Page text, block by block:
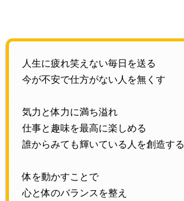
人生に疲れ笑えない毎日を送る
今が不安で仕方がない人を無くす
気力と体力に満ち溢れ
仕事と趣味を最高に楽しめる
誰からみても輝いている人を創造する
体を動かすことで
心と体のバランスを整え